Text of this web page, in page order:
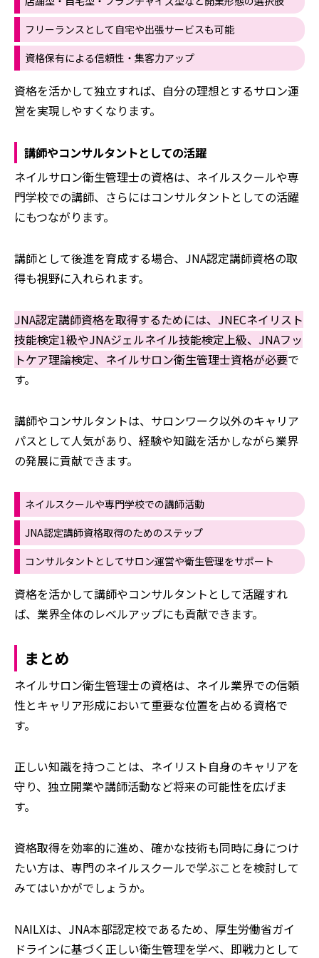
フリーランスとして自宅や出張サービスも可能
資格保有による信頼性・集客力アップ
資格を活かして独立すれば、自分の理想とするサロン運
営を実現しやすくなります。
講師やコンサルタントとしての活躍
ネイルサロン衛生管理士の資格は、ネイルスクールや専
門学校での講師、さらにはコンサルタントとしての活躍
にもつながります。
講師として後進を育成する場合、JNA認定講師資格の取
得も視野に入れられます。
JNA認定講師資格を取得するためには、JNECネイリスト
技能検定1級やJNAジェルネイル技能検定上級、JNAフッ
トケア理論検定、ネイルサロン衛生管理士資格が必要で
す。
講師やコンサルタントは、サロンワーク以外のキャリア
パスとして人気があり、経験や知識を活かしながら業界
の発展に貢献できます。
ネイルスクールや専門学校での講師活動
JNA認定講師資格取得のためのステップ
コンサルタントとしてサロン運営や衛生管理をサポート
資格を活かして講師やコンサルタントとして活躍すれ
ば、業界全体のレベルアップにも貢献できます。
まとめ
ネイルサロン衛生管理士の資格は、ネイル業界での信頼
性とキャリア形成において重要な位置を占める資格で
す。
正しい知識を持つことは、ネイリスト自身のキャリアを
守り、独立開業や講師活動など将来の可能性を広げま
す。
資格取得を効率的に進め、確かな技術も同時に身につけ
たい方は、専門のネイルスクールで学ぶことを検討して
みてはいかがでしょうか。
NAILXは、JNA本部認定校であるため、厚生労働省ガイ
ドラインに基づく正しい衛生管理を学べ、即戦力として